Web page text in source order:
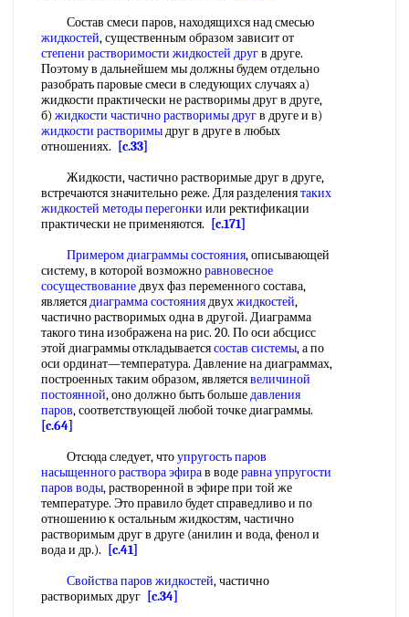
Состав смеси паров, находящихся над смесью
жидкостей, существенным образом зависит от
степени растворимости жидкостей другв друге.
Поэтому в дальнейшем мы должны будем отдельно
разобрать паровые смеси в следующих случаях а)
жидкости практически не растворимы друг в друге,
б) жидкости частично растворимы другв друге и в)
жидкости растворимыдруг в друге в любых
отношениях.
[c.33]
Жидкости, частично растворимые друг в друге,
встречаются значительно реже. Для разделениятаких
жидкостей методы перегонки или ректификации
практически не применяются.
[c.171]
Примером диаграммы состояния, описывающей
систему, в которой возможноравновесное
сосуществованиедвух фаз переменного состава,
являетсядиаграмма состояниядвухжидкостей,
частично растворимых одна в другой. Диаграмма
такого тина изображена на рис. 20. По оси абсцисс
этой диаграммы откладываетсясостав системы, а по
оси ординат—температура. Давление на диаграммах,
построенных таким образом, являетсявеличиной
постоянной, оно должно быть большедавления
паров, соответствующей любой точке диаграммы.
[c.64]
Отсюда следует, чтоупругость паров
насыщенногораствора эфирав водеравнаупругости
паров воды, растворенной в эфире при той же
температуре. Это правило будет справедливо и по
отношению к остальным жидкостям, частично
растворимым друг в друге (анилин и вода, фенол и
вода и др.).
[c.41]
Свойства паров жидкостей, частично
растворимых друг [c.34]